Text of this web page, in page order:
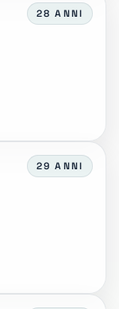
28 ANNI
29 ANNI